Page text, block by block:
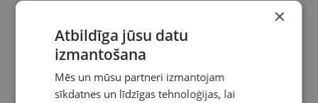
×
Atbildīga jūsu datu
izmantošana
Mēs un mūsu partneri izmantojam
sīkdatnes un līdzīgas tehnoloģijas, lai